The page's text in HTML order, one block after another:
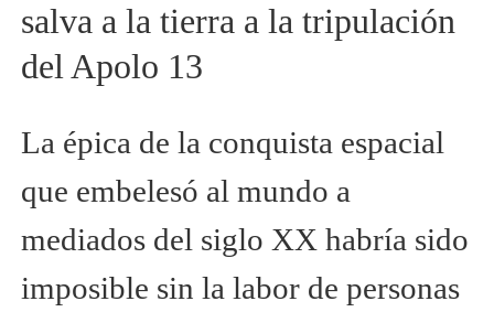
salva a la tierra a la tripulación
del Apolo 13
La épica de la conquista espacial
que embelesó al mundo a
mediados del siglo XX habría sido
imposible sin la labor de personas